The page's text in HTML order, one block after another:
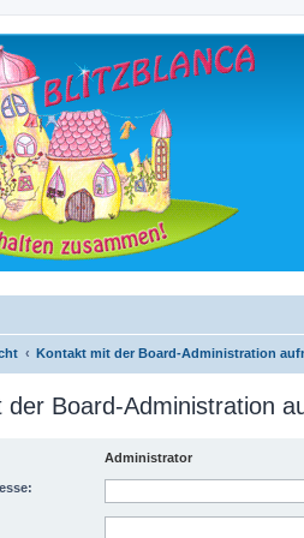
Kontakt mit der Board-Administration
der Board-Administration
Administrator